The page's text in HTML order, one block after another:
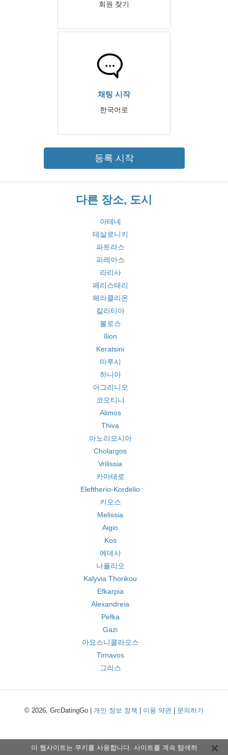
회원 찾기
채팅 시작
한국어로
등록 시작
다른 장소, 도시
아테네
테살로니키
파트라스
피레아스
라리사
페리스테리
헤라클리온
칼리티아
볼로스
Ilion
Keratsini
마루시
하니아
아그리니오
코모티니
Alimos
Thiva
아노리오시아
Cholargos
Vrilissia
카마테로
Eleftherio-Kordelio
키오스
Melissia
Aigio
Kos
에데사
나플리오
Kalyvia Thorikou
Efkarpia
Alexandreia
Pefka
Gazi
아요스니콜라오스
Tirnavos
그리스
© 2026, GrcDatingGo | 개인 정보 정책 이용 약관 문의하기
이 웹사이트는 쿠키를 사용합니다. 사이트를 계속 탐색하